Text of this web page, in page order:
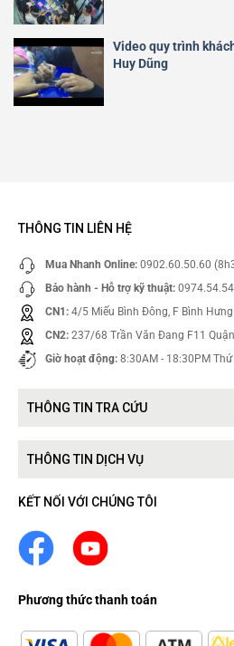
Video quy trình
Huy Dũng
THÔNG TIN LIÊN HỆ
Mua Nhanh Online: 0902.60.50.60
Bảo hành - Hỗ trợ kỹ thuật:
CN1: 4/5 Miếu Bình Đông, F Bình Hưng
CN2: 237/68 Trần Văn Đang F11
Giờ hoạt động: 8:30AM - 18:30PM Thứ
THÔNG TIN TRA CỨU
THÔNG TIN DỊCH VỤ
KẾT NỐI VỚI CHÚNG TÔI
Phương thức thanh toán